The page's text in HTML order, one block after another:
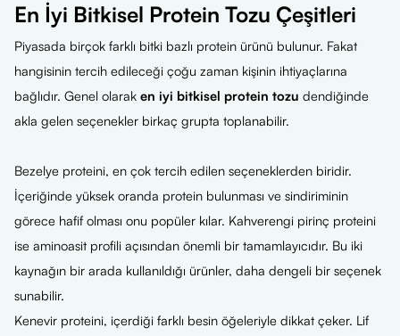
En İyi Bitkisel Protein Tozu Çeşitleri
Piyasada birçok farklı bitki bazlı protein ürünü bulunur. Fakat
hangisinin tercih edileceği çoğu zaman kişinin ihtiyaçlarına
bağlıdır. Genel olarak en iyi bitkisel protein tozu dendiğinde
akla gelen seçenekler birkaç grupta toplanabilir.
Bezelye proteini, en çok tercih edilen seçeneklerden biridir.
İçeriğinde yüksek oranda protein bulunması ve sindiriminin
görece hafif olması onu popüler kılar. Kahverengi pirinç proteini
ise aminoasit profili açısından önemli bir tamamlayıcıdır. Bu iki
kaynağın bir arada kullanıldığı ürünler, daha dengeli bir seçenek
sunabilir.
Kenevir proteini, içerdiği farklı besin öğeleriyle dikkat çeker. Lif